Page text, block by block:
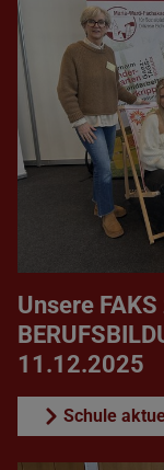
Unsere
11.12.2025
Schule